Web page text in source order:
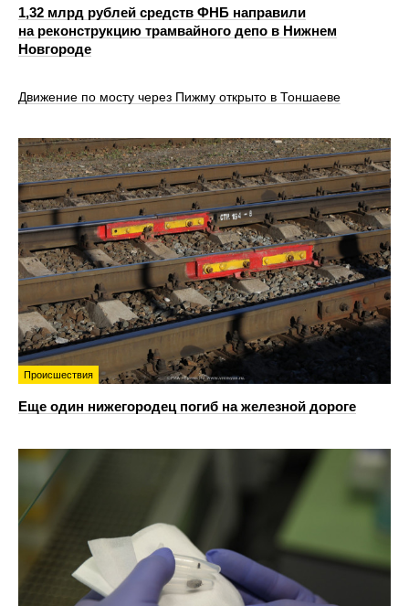
1,32 млрд рублей средств ФНБ направили
на реконструкцию трамвайного депо в Нижнем
Новгороде
Движение по мосту через Пижму открыто в Тоншаеве
Происшествия
Еще один нижегородец погиб на железной дороге